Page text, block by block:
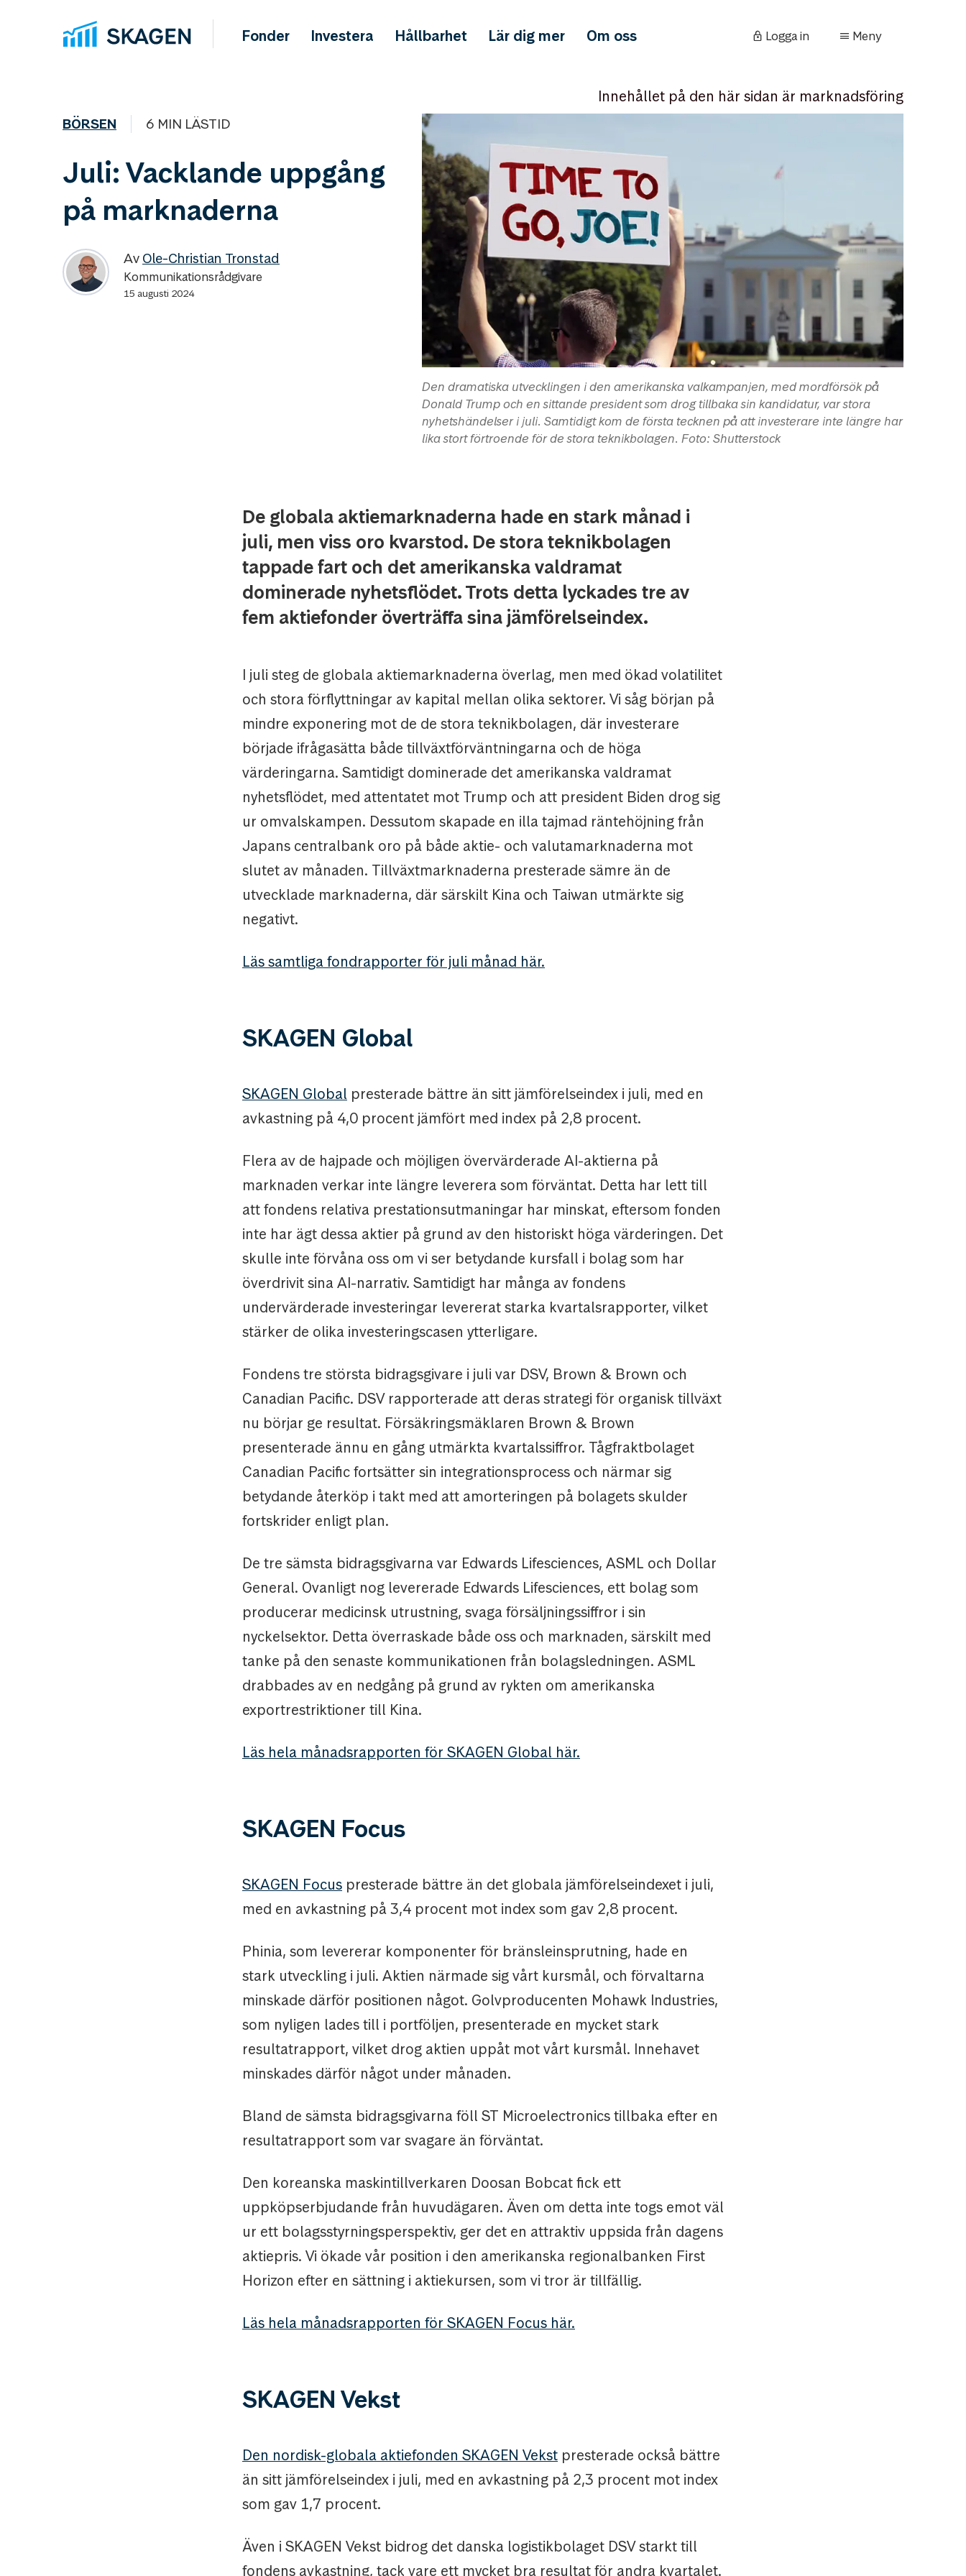
Fonder Investera Hållbarhet Lär dig mer Om oss Logga in Meny
Innehållet på den här sidan är marknadsföring
BÖRSEN 6 MIN LÄSTID
Juli: Vacklande uppgång
på marknaderna
Av Ole-Christian Tronstad
Kommunikationsrådgivare
15 augusti 2024
Den dramatiska utvecklingen i den amerikanska valkampanjen, med mordförsök på
Donald Trump och en sittande president som drog tillbaka sin kandidatur, var stora
nyhetshändelser i juli. Samtidigt kom de första tecknen på att investerare inte längre har
lika stort förtroende för de stora teknikbolagen. Foto: Shutterstock
De globala aktiemarknaderna hade en stark månad i
juli, men viss oro kvarstod. De stora teknikbolagen
tappade fart och det amerikanska valdramat
dominerade nyhetsflödet. Trots detta lyckades tre av
fem aktiefonder överträffa sina jämförelseindex.
I juli steg de globala aktiemarknaderna överlag, men med ökad volatilitet
och stora förflyttningar av kapital mellan olika sektorer. Vi såg början på
mindre exponering mot de de stora teknikbolagen, där investerare
började ifrågasätta både tillväxtförväntningarna och de höga
värderingarna. Samtidigt dominerade det amerikanska valdramat
nyhetsflödet, med attentatet mot Trump och att president Biden drog sig
ur omvalskampen. Dessutom skapade en illa tajmad räntehöjning från
Japans centralbank oro på både aktie- och valutamarknaderna mot
slutet av månaden. Tillväxtmarknaderna presterade sämre än de
utvecklade marknaderna, där särskilt Kina och Taiwan utmärkte sig
negativt.
Läs samtliga fondrapporter för juli månad här.
SKAGEN Global
SKAGEN Global presterade bättre än sitt jämförelseindex i juli, med en
avkastning på 4,0 procent jämfört med index på 2,8 procent.
Flera av de hajpade och möjligen övervärderade AI-aktierna på
marknaden verkar inte längre leverera som förväntat. Detta har lett till
att fondens relativa prestationsutmaningar har minskat, eftersom fonden
inte har ägt dessa aktier på grund av den historiskt höga värderingen. Det
skulle inte förvåna oss om vi ser betydande kursfall i bolag som har
överdrivit sina AI-narrativ. Samtidigt har många av fondens
undervärderade investeringar levererat starka kvartalsrapporter, vilket
stärker de olika investeringscasen ytterligare.
Fondens tre största bidragsgivare i juli var DSV, Brown & Brown och
Canadian Pacific. DSV rapporterade att deras strategi för organisk tillväxt
nu börjar ge resultat. Försäkringsmäklaren Brown & Brown
presenterade ännu en gång utmärkta kvartalssiffror. Tågfraktbolaget
Canadian Pacific fortsätter sin integrationsprocess och närmar sig
betydande återköp i takt med att amorteringen på bolagets skulder
fortskrider enligt plan.
De tre sämsta bidragsgivarna var Edwards Lifesciences, ASML och Dollar
General. Ovanligt nog levererade Edwards Lifesciences, ett bolag som
producerar medicinsk utrustning, svaga försäljningssiffror i sin
nyckelsektor. Detta överraskade både oss och marknaden, särskilt med
tanke på den senaste kommunikationen från bolagsledningen. ASML
drabbades av en nedgång på grund av rykten om amerikanska
exportrestriktioner till Kina.
Läs hela månadsrapporten för SKAGEN Global här.
SKAGEN Focus
SKAGEN Focus presterade bättre än det globala jämförelseindexet i juli,
med en avkastning på 3,4 procent mot index som gav 2,8 procent.
Phinia, som levererar komponenter för bränsleinsprutning, hade en
stark utveckling i juli. Aktien närmade sig vårt kursmål, och förvaltarna
minskade därför positionen något. Golvproducenten Mohawk Industries,
som nyligen lades till i portföljen, presenterade en mycket stark
resultatrapport, vilket drog aktien uppåt mot vårt kursmål. Innehavet
minskades därför något under månaden.
Bland de sämsta bidragsgivarna föll ST Microelectronics tillbaka efter en
resultatrapport som var svagare än förväntat.
Den koreanska maskintillverkaren Doosan Bobcat fick ett
uppköpserbjudande från huvudägaren. Även om detta inte togs emot väl
ur ett bolagsstyrningsperspektiv, ger det en attraktiv uppsida från dagens
aktiepris. Vi ökade vår position i den amerikanska regionalbanken First
Horizon efter en sättning i aktiekursen, som vi tror är tillfällig.
Läs hela månadsrapporten för SKAGEN Focus här.
SKAGEN Vekst
Den nordisk-globala aktiefonden SKAGEN Vekst presterade också bättre
än sitt jämförelseindex i juli, med en avkastning på 2,3 procent mot index
som gav 1,7 procent.
Även i SKAGEN Vekst bidrog det danska logistikbolaget DSV starkt till
fondens avkastning, tack vare ett mycket bra resultat för andra kvartalet.